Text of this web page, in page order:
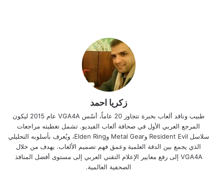
زكريا احمد
طبيب وناقد ألعاب بخبرة تتجاوز 20 عاماً، أسّس VGA4A عام 2015 ليكون
المرجع العربي الأول في صحافة ألعاب الفيديو. تشمل تغطيته مراجعات
سلاسل Resident Evil وMetal Gear وElden Ring، ويُعرف بأسلوبه التحليلي
الذي يجمع بين الدقة العلمية وعمق فهم تصميم الألعاب. يهدف من خلال
VGA4A إلى رفع معايير الإعلام التقني العربي إلى مستوى أفضل المنافذ
الصحفية العالمية.